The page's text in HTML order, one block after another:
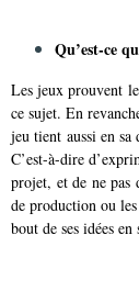
Qu’est-ce
Les jeux prouvent
ce sujet. En
jeu tient aussi en
C’est-à-dire
projet, et de ne pas
de production ou
bout de ses idées